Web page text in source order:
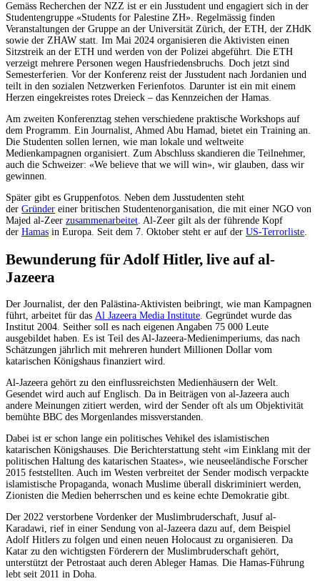
Gemäss Recherchen der NZZ ist er ein Jusstudent und engagiert sich in der
Studentengruppe «Students for Palestine ZH». Regelmässig finden
Veranstaltungen der Gruppe an der Universität Zürich, der ETH, der ZHdK
sowie der ZHAW statt. Im Mai 2024 organisieren die Aktivisten einen
Sitzstreik an der ETH und werden von der Polizei abgeführt. Die ETH
verzeigt mehrere Personen wegen Hausfriedensbruchs. Doch jetzt sind
Semesterferien. Vor der Konferenz reist der Jusstudent nach Jordanien und
teilt in den sozialen Netzwerken Ferienfotos. Darunter ist ein mit einem
Herzen eingekreistes rotes Dreieck – das Kennzeichen der Hamas.
Am zweiten Konferenztag stehen verschiedene praktische Workshops auf
dem Programm. Ein Journalist, Ahmed Abu Hamad, bietet ein Training an.
Die Studenten sollen lernen, wie man lokale und weltweite
Medienkampagnen organisiert. Zum Abschluss skandieren die Teilnehmer,
auch die Schweizer: «We believe that we will win», wir glauben, dass wir
gewinnen.
Später gibt es Gruppenfotos. Neben dem Jusstudenten steht
der Gründer einer britischen Studentenorganisation, die mit einer NGO von
Majed al-Zeer zusammenarbeitet. Al-Zeer gilt als der führende Kopf
der Hamas in Europa. Seit dem 7. Oktober steht er auf der US-Terrorliste.
Bewunderung für Adolf Hitler, live auf al-
Jazeera
Der Journalist, der den Palästina-Aktivisten beibringt, wie man Kampagnen
führt, arbeitet für das Al Jazeera Media Institute. Gegründet wurde das
Institut 2004. Seither soll es nach eigenen Angaben 75 000 Leute
ausgebildet haben. Es ist Teil des Al-Jazeera-Medienimperiums, das nach
Schätzungen jährlich mit mehreren hundert Millionen Dollar vom
katarischen Königshaus finanziert wird.
Al-Jazeera gehört zu den einflussreichsten Medienhäusern der Welt.
Gesendet wird auch auf Englisch. Da in Beiträgen von al-Jazeera auch
andere Meinungen zitiert werden, wird der Sender oft als um Objektivität
bemühte BBC des Morgenlandes missverstanden.
Dabei ist er schon lange ein politisches Vehikel des islamistischen
katarischen Königshauses. Die Berichterstattung steht «im Einklang mit der
politischen Haltung des katarischen Staates», wie neuseeländische Forscher
2015 feststellten. Auch im Westen verbreitet der Sender modisch verpackte
islamistische Propaganda, wonach Muslime überall diskriminiert werden,
Zionisten die Medien beherrschen und es keine echte Demokratie gibt.
Der 2022 verstorbene Vordenker der Muslimbruderschaft, Jusuf al-
Karadawi, rief in einer Sendung von al-Jazeera dazu auf, dem Beispiel
Adolf Hitlers zu folgen und einen neuen Holocaust zu organisieren. Da
Katar zu den wichtigsten Förderern der Muslimbruderschaft gehört,
unterstützt der Petrostaat auch deren Ableger Hamas. Die Hamas-Führung
lebt seit 2011 in Doha.